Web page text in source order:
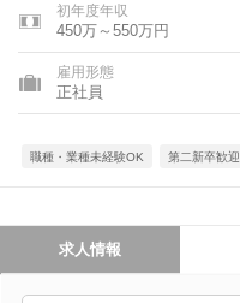
初年度年収
450万～550万円
雇用形態
正社員
職種・業種未経験OK 第二新卒歓迎
求人情報